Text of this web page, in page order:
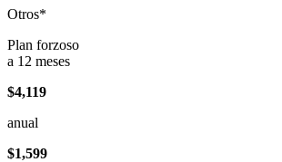
Otros*
Plan forzoso
a 12 meses
$4,119
anual
$1,599